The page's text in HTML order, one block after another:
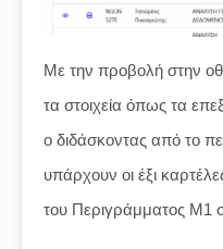
Με την προβολή στην
τα στοιχεία όπως τα
ο διδάσκοντας από το
υπάρχουν οι έξι
του Περιγράμματος Μ1